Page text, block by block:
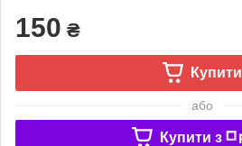
150 ₴
Купити
або
Купити з